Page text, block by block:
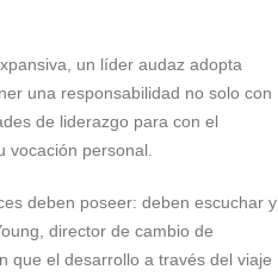
un líder audaz adopta
una responsabilidad no solo con
de liderazgo para con el
vocación personal.
deben poseer: deben escuchar y
director de cambio de
que el desarrollo a través del viaje